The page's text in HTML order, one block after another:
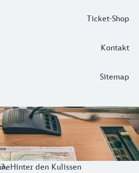
Ticket-Shop
Kontakt
Sitemap
Kanzel – Denn eure
Nicht ganz! Auch bei der S-Bahn
Hinter den Kulissen